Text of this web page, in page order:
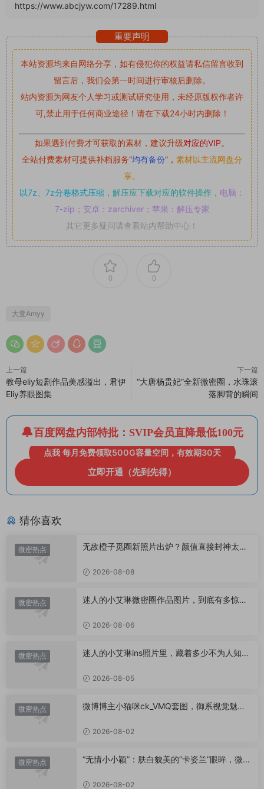
https://www.abcjyw.com/17289.html
重要声明
本站资源均来自网络分享，如有侵犯你的权益请私信留言收到
留言后，我们会第一时间进行审核后删除。
站内资源为网友个人学习或测试研究使用，未经原版权作者许
可,禁止用于任何商业途径！请在下载24小时内删除！
如果遇到付费才可获取的素材，建议升级对应的VIP。
全站付费素材可提供补档服务“均有备份”， 素材以主流网盘分
享。
以7z、7z分卷格式压缩， 解压应下载对应的软件操作， 电脑：
7-zip；安卓：zarchiver；苹果：解压专家
其它更多疑问请查看站内帮助中心！
0 0
大萱Amyy
上一篇
教母eliy短剧作品美感溢出，君伊
Eliy养眼图集
下一篇
“大唐杨贵妃”全新微密圈，水珠滚
落脚背的瞬间
百度网盘内部特批：SVIP会员直降最低100元
点我 每月免费领取500G容量空间，有效期30天
立即开通（先到先得）
猜你喜欢
微密热点
无敌橙子觅圈新照片出炉？颜值直接封神太惊
2026-08-08
微密热点
迷人的小艾琳微密圈作品图片，到底有多惊
2026-08-06
微密热点
迷人的小艾琳ins照片里，藏着多少不为人知的
2026-08-05
微密热点
微博博主小猫咪ck_VMQ套图，御系视觉魅力
2026-08-02
微密热点
“无情小小颖”：肤白貌美的“卡姿兰”眼眸，微密
2026-08-02